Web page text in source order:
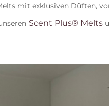
mit exklusiven Düften,
Scent Plus® Melts